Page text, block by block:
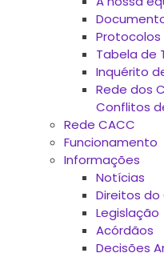
Protocolos
Tabela de
Inquérito
Rede dos
Conflitos
Rede CACC
Funcionamento
Informações
Notícias
Direitos
Legislação
Acórdãos
Decisões